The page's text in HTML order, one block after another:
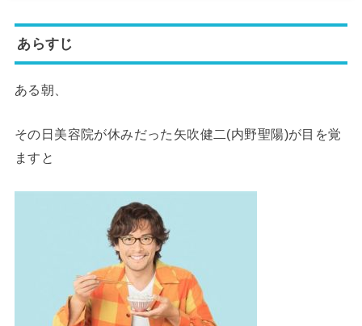
あらすじ
ある朝、
その日美容院が休みだった矢吹健二(内野聖陽)が目を覚
ますと